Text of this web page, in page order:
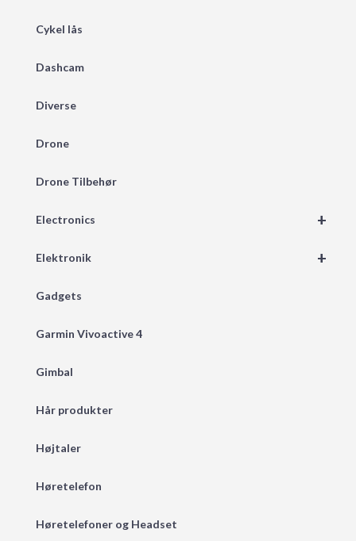
Cykel lås
Dashcam
Diverse
Drone
Drone Tilbehør
+
Electronics
+
Elektronik
Gadgets
Garmin Vivoactive 4
Gimbal
Hår produkter
Højtaler
Høretelefon
Høretelefoner og Headset